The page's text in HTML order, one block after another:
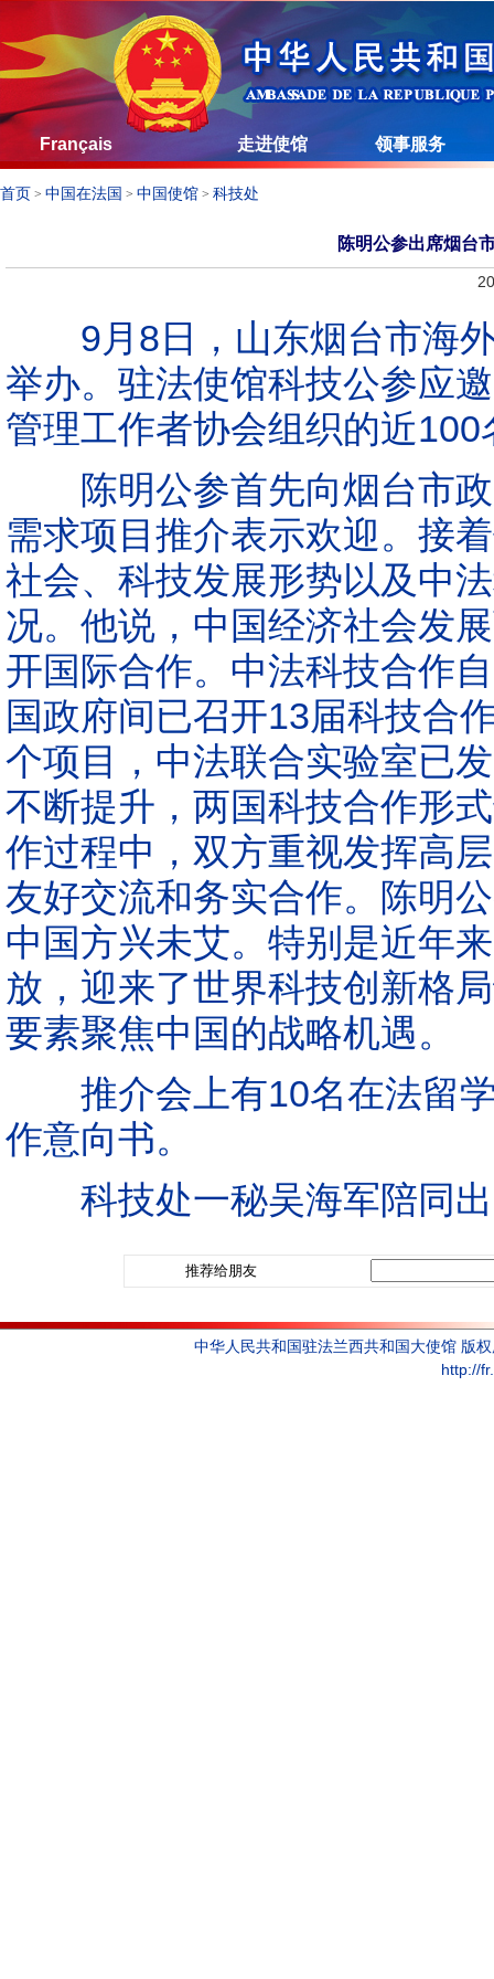
Français 走进使馆 领事服务
首页 > 中国在法国 > 中国使馆 > 科技处
陈明公参出席烟台
9月8日，山东烟台市海外
举办。驻法使馆科技公参应
管理工作者协会组织的近
陈明公参首先向烟台市政
需求项目推介表示欢迎。接
社会、科技发展形势以及中
况。他说，中国经济社会发
开国际合作。中法科技合作
国政府间已召开13届科技合
个项目，中法联合实验室已
不断提升，两国科技合作形
作过程中，双方重视发挥高
友好交流和务实合作。陈明
中国方兴未艾。特别是近年
放，迎来了世界科技创新格
要素聚焦中国的战略机遇。
推介会上有10名在法留学
作意向书。
科技处一秘吴海军陪同出
推荐给朋友
中华人民共和国驻法兰西共和国大使馆 版
http://